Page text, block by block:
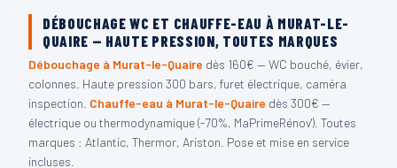
DÉBOUCHAGE WC ET CHAUFFE-EAU À MURAT-LE-
QUAIRE — HAUTE PRESSION, TOUTES MARQUES
Débouchage à Murat-le-Quaire dès 160€ — WC bouché, évier,
colonnes. Haute pression 300 bars, furet électrique, caméra
inspection. Chauffe-eau à Murat-le-Quaire dès 300€ —
électrique ou thermodynamique (-70%, MaPrimeRénov'). Toutes
marques : Atlantic, Thermor, Ariston. Pose et mise en service
incluses.